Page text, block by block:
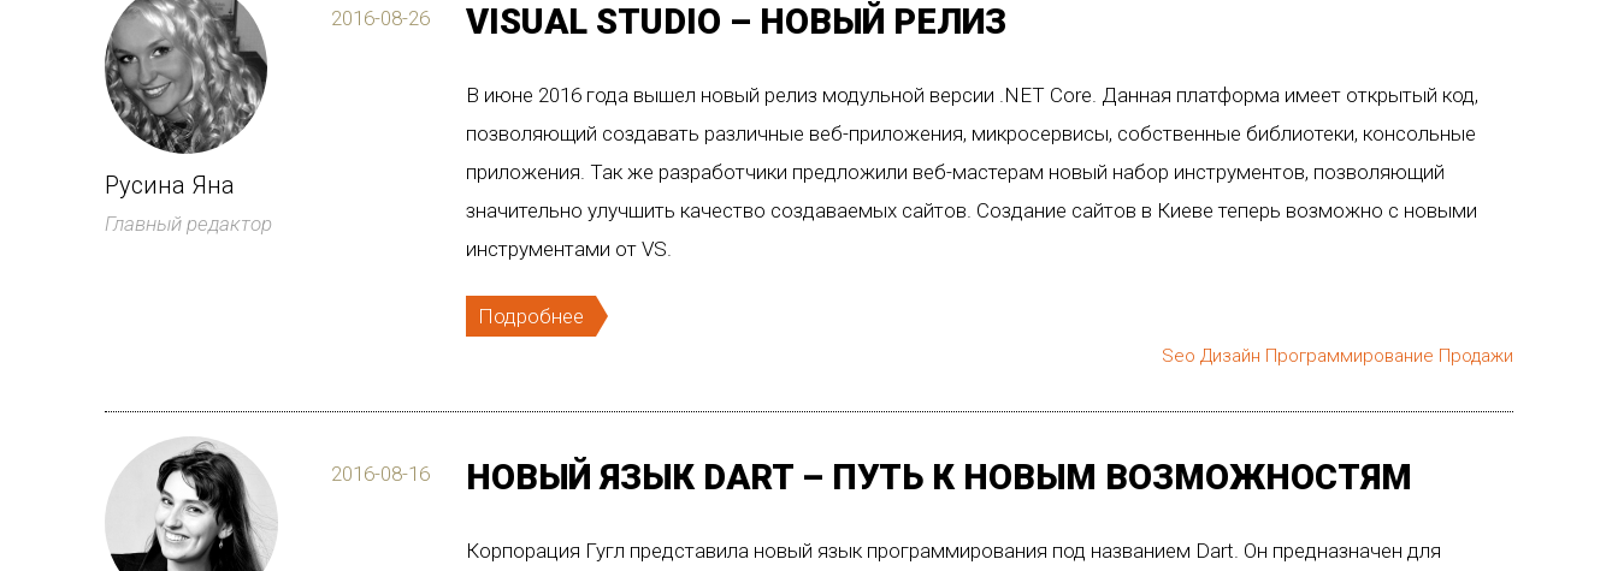
2016-08-26
Русина Яна
Главный редактор
VISUAL STUDIO – НОВЫЙ РЕЛИЗ
В июне 2016 года вышел новый релиз модульной версии .NET Core. Данная платформа имеет открытый код,
позволяющий создавать различные веб-приложения, микросервисы, собственные библиотеки, консольные
приложения. Так же разработчики предложили веб-мастерам новый набор инструментов, позволяющий
значительно улучшить качество создаваемых сайтов. Создание сайтов в Киеве теперь возможно с новыми
инструментами от VS.
Подробнее
Seo Дизайн Программирование Продажи
2016-08-16 НОВЫЙ ЯЗЫК DART – ПУТЬ К НОВЫМ ВОЗМОЖНОСТЯМ
Корпорация Гугл представила новый язык программирования под названием Dart. Он предназначен для